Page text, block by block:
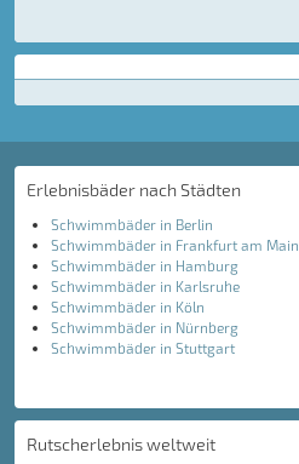
Erlebnisbäder nach Städten
Schwimmbäder in Berlin
Schwimmbäder in Frankfurt am Main
Schwimmbäder in Hamburg
Schwimmbäder in Karlsruhe
Schwimmbäder in Köln
Schwimmbäder in Nürnberg
Schwimmbäder in Stuttgart
Rutscherlebnis weltweit